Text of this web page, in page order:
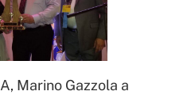
Marino Gazzola a